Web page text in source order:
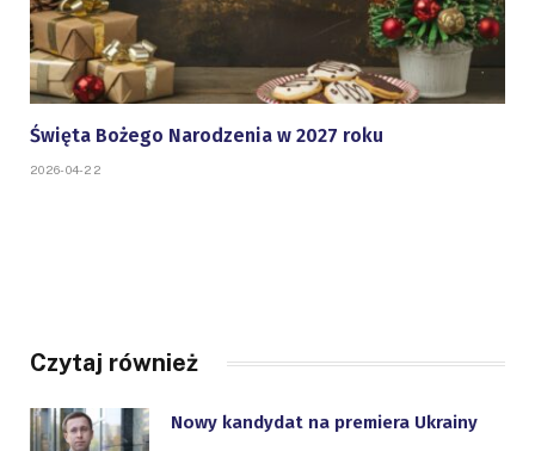
Święta Bożego Narodzenia w 2027 roku
2026-04-22
Czytaj również
Nowy kandydat na premiera Ukrainy